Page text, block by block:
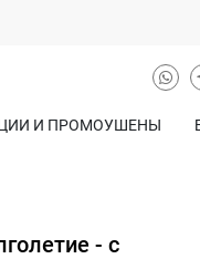
И ПРОМОУШЕНЫ
- с